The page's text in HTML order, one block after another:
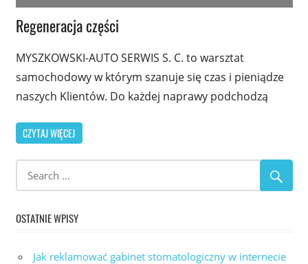
Regeneracja części
MYSZKOWSKI-AUTO SERWIS S. C. to warsztat
samochodowy w którym szanuje się czas i pieniądze
naszych Klientów. Do każdej naprawy podchodzą
CZYTAJ WIĘCEJ
OSTATNIE WPISY
Jak reklamować gabinet stomatologiczny w internecie